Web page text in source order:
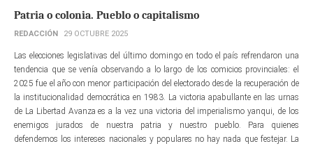
Patria o colonia. Pueblo o capitalismo
REDACCIÓN 29 OCTUBRE 2025
Las elecciones legislativas del último domingo en todo el país refrendaron una
tendencia que se venía observando a lo largo de los comicios provinciales: el
2025 fue el año con menor participación del electorado desde la recuperación de
la institucionalidad democrática en 1983. La victoria apabullante en las urnas
de La Libertad Avanza es a la vez una victoria del imperialismo yanqui, de los
enemigos jurados de nuestra patria y nuestro pueblo. Para quienes
defendemos los intereses nacionales y populares no hay nada que festejar. La